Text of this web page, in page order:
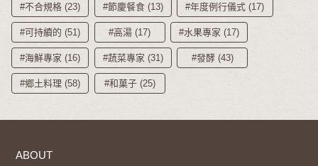
#不合規格 (23) #節慶餐食 (13) #年度例行儀式 (17)
#可持續的 (51) #高湯 (17) #水果專家 (17)
#海鮮專家 (16) #蔬菜專家 (31) #發酵 (43)
#郷土料理 (58) #和菓子 (25)
ABOUT